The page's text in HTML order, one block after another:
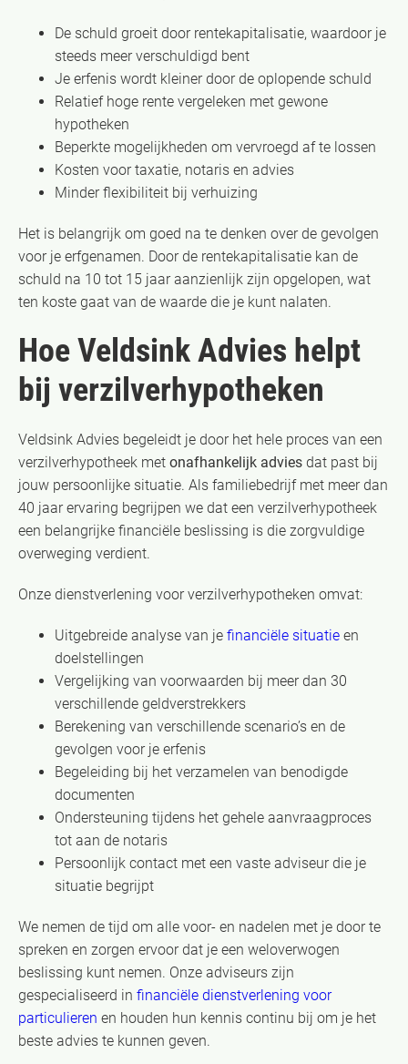
De schuld groeit door rentekapitalisatie, waardoor je
steeds meer verschuldigd bent
Je erfenis wordt kleiner door de oplopende schuld
Relatief hoge rente vergeleken met gewone
hypotheken
Beperkte mogelijkheden om vervroegd af te lossen
Kosten voor taxatie, notaris en advies
Minder flexibiliteit bij verhuizing
Het is belangrijk om goed na te denken over de gevolgen
voor je erfgenamen. Door de rentekapitalisatie kan de
schuld na 10 tot 15 jaar aanzienlijk zijn opgelopen, wat
ten koste gaat van de waarde die je kunt nalaten.
Hoe Veldsink Advies helpt
bij verzilverhypotheken
Veldsink Advies begeleidt je door het hele proces van een
verzilverhypotheek met onafhankelijk advies dat past bij
jouw persoonlijke situatie. Als familiebedrijf met meer dan
40 jaar ervaring begrijpen we dat een verzilverhypotheek
een belangrijke financiële beslissing is die zorgvuldige
overweging verdient.
Onze dienstverlening voor verzilverhypotheken omvat:
Uitgebreide analyse van je financiële situatie en
doelstellingen
Vergelijking van voorwaarden bij meer dan 30
verschillende geldverstrekkers
Berekening van verschillende scenario’s en de
gevolgen voor je erfenis
Begeleiding bij het verzamelen van benodigde
documenten
Ondersteuning tijdens het gehele aanvraagproces
tot aan de notaris
Persoonlijk contact met een vaste adviseur die je
situatie begrijpt
We nemen de tijd om alle voor- en nadelen met je door te
spreken en zorgen ervoor dat je een weloverwogen
beslissing kunt nemen. Onze adviseurs zijn
gespecialiseerd in financiële dienstverlening voor
particulieren en houden hun kennis continu bij om je het
beste advies te kunnen geven.